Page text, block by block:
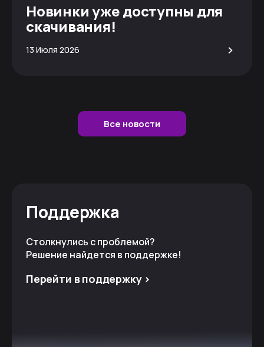
Новинки уже доступны для
скачивания!
13 Июля 2026 >
Все новости
Поддержка
Столкнулись с проблемой?
Решение найдется в поддержке!
Перейти в поддержку >